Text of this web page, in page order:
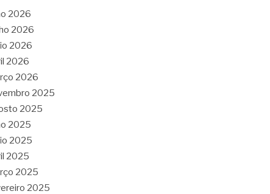
2026
2026
2026
2026
2026
2025
2025
2025
2025
2025
2025
2025